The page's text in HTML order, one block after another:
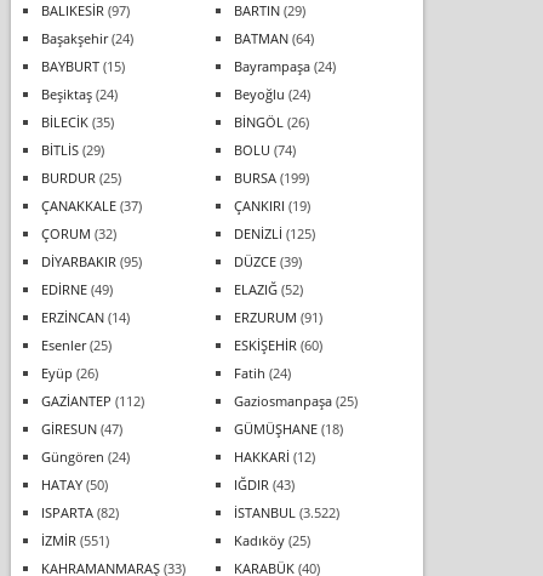
BALIKESİR (97) BARTIN(29)
Başakşehir(24) BATMAN(64)
BAYBURT(15) Bayrampaşa(24)
Beşiktaş(24) Beyoğlu (24)
BİLECİK(35) BİNGÖL (26)
BİTLİS(29) BOLU (74)
BURDUR (25) BURSA(199)
ÇANAKKALE(37) ÇANKIRI (19)
ÇORUM (32) DENİZLİ (125)
DİYARBAKIR (95) DÜZCE(39)
EDİRNE(49) ELAZIĞ(52)
ERZİNCAN(14) ERZURUM (91)
Esenler(25) ESKİŞEHİR (60)
Eyüp (26) Fatih (24)
GAZİANTEP (112) Gaziosmanpaşa(25)
GİRESUN(47) GÜMÜŞHANE(18)
Güngören (24) HAKKARİ (12)
HATAY(50) IĞDIR (43)
ISPARTA(82) İSTANBUL (3.522)
İZMİR (551) Kadıköy(25)
KAHRAMANMARAŞ(33) KARABÜK(40)